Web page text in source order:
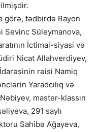
görə, tədbirdə Rayon
Sevinc Süleymanova,
İctimai-siyasi və
Nicat Allahverdiyev,
rəisi Namiq
Yaradcılıq və
master-klassın
291 saylı
Sahibə Ağayeva,